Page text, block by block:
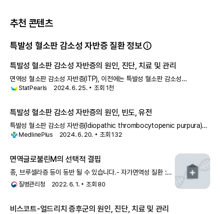
추천 콘텐츠
특발성 혈소판 감소성 자반증 질환 정보
특발성 혈소판 감소성 자반증의 원인, 진단, 치료 및 관리
면역성 혈소판 감소성 자반증(ITP), 이전에는 특발성 혈소판 감소성
자반증으로 알려졌던 이 질환은 면역글로불린 G (IgG) 자가항체가 순환하는
StatPearls 2024. 6. 25. 조회 1천
특발성 혈소판 감소성 자반증의 원인, 빈도, 유전
특발성 혈소판 감소성 자반증(Idiopathic thrombocytopenic purpura)은
정상적인 혈액 응고에 필요한 혈소판이라
MedlinePlus 2024. 6. 20. 조회132
면역글로불린M의 선택적 결핍
종, 브루셀라증 등이 동반 될 수 있습니다.- 자가면역성 질환 :
전신홍반루프스, 하시모토 갑상선염, 만성 특발성 혈소판 감소성
질병관리청 2022. 6. 1. 조회80
비스코트-얼드리치 증후군의 원인, 진단, 치료 및 관리